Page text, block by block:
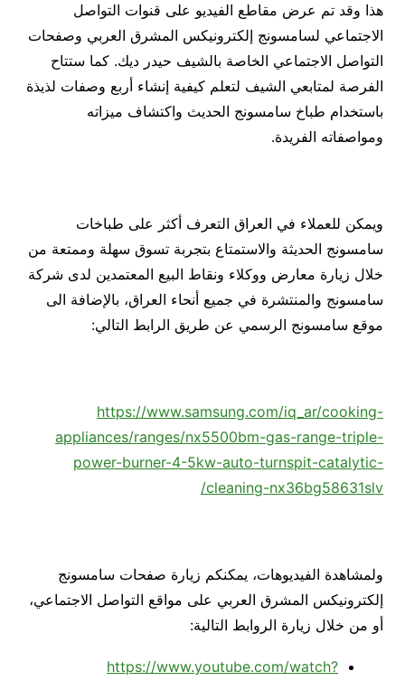
هذا وقد تم عرض مقاطع الفيديو على قنوات التواصل
الاجتماعي لسامسونج إلكترونيكس المشرق العربي وصفحات
التواصل الاجتماعي الخاصة بالشيف حيدر ديك. كما ستتاح
الفرصة لمتابعي الشيف لتعلم كيفية إنشاء أربع وصفات لذيذة
باستخدام طباخ سامسونج الحديث واكتشاف ميزاته
ومواصفاته الفريدة.
ويمكن للعملاء في العراق التعرف أكثر على طباخات
سامسونج الحديثة والاستمتاع بتجربة تسوق سهلة وممتعة من
خلال زيارة معارض ووكلاء ونقاط البيع المعتمدين لدى شركة
سامسونج والمنتشرة في جميع أنحاء العراق، بالإضافة الى
موقع سامسونج الرسمي عن طريق الرابط التالي:
https://www.samsung.com/iq_ar/cooking-
appliances/ranges/nx5500bm-gas-range-triple-
power-burner-4-5kw-auto-turnspit-catalytic-
cleaning-nx36bg58631slv/
ولمشاهدة الفيديوهات، يمكنكم زيارة صفحات سامسونج
إلكترونيكس المشرق العربي على مواقع التواصل الاجتماعي،
أو من خلال زيارة الروابط التالية:
https://www.youtube.com/watch?